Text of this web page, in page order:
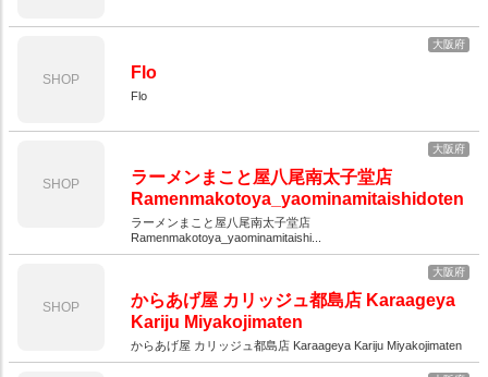
SHOP
大阪府
Flo
Flo
SHOP
大阪府
ラーメンまこと屋八尾南太子堂店
Ramenmakotoya_yaominamitaishidoten
ラーメンまこと屋八尾南太子堂店
Ramenmakotoya_yaominamitaishi...
SHOP
大阪府
からあげ屋 カリッジュ都島店 Karaageya
Kariju Miyakojimaten
からあげ屋 カリッジュ都島店 Karaageya Kariju Miyakojimaten